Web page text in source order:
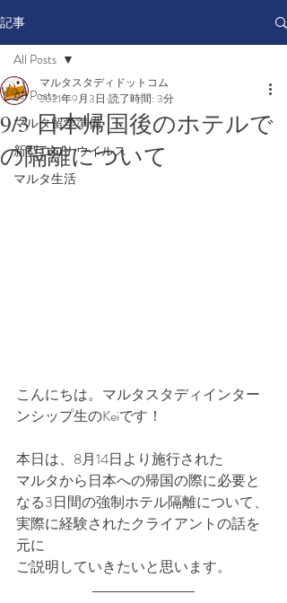
記事
All Posts
マルタ留学準備
新型コロナウイルス
マルタ生活
All Posts
9/3 日本帰国後のホテルで
の隔離について
マルタスタディドットコム
2021年9月3日 読了時間: 3分
こんにちは。マルタスタディインター
ンシップ生のKeiです！
本日は、8月14日より施行された
マルタから日本への帰国の際に必要と
なる3日間の強制ホテル隔離について、
実際に経験されたクライアントの話を
元に
ご説明していきたいと思います。